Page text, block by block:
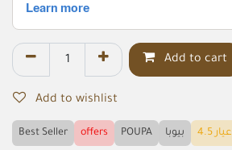
Add to cart
Add to wishlist
Best Seller offers POUPA بيوبا عيار 4.5